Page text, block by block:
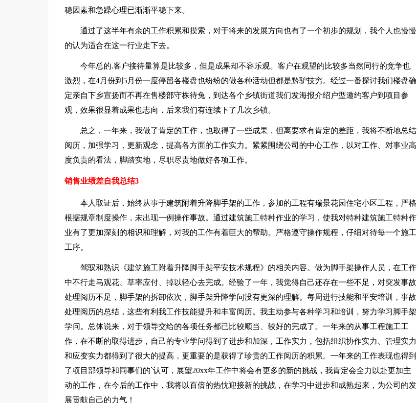
稳因素和急躁心理已渐渐平稳下来。
通过了这半年有余的工作积累和摸索，对于将来的发展方向也有了一个初步的规划，我个人也慢慢
的认为适合在这一行业走下去。
今年总的.客户接待量算是比较多，但是成果却不容乐观。客户在观望的比较多当然同行的竞争也
激烈，在4月份到5月份一度停留各楼盘也纷纷的做各种活动但都是黔驴技穷。经过一番探讨我们楼盘确
定亲自下乡宣扬而不再在售楼部守株待兔，到达各个乡镇街道我们发海报介绍户型邀约客户到项目参
观，效果很显着成果也志向，后来我们有连续下了几次乡镇。
总之，一年来，我做了肯定的工作，也取得了一些成果，但离要求有肯定的差距，我将不断地总结
阅历，加强学习，更新观念，提高各方面的工作实力。紧紧围绕公司的中心工作，以对工作、对事业高
度负责的看法，脚踏实地，尽职尽责地做好各项工作。
销售业绩差自我总结3
本人取证后，始终从事于建筑附着升降脚手架的工作，参加的工程有瑞景花园住宅小区工程，严格
根据规章制度操作，未出现一例操作事故。通过建筑施工特种作业的学习，使我对特种建筑施工特种作
业有了更加深刻的相识和理解，对我的工作有着巨大的帮助。严格遵守操作规程，仔细对待每一个施工
工序。
驾驭和熟识《建筑施工附着升降脚手架平安技术规程》的相关内容。做为脚手架操作人员，在工作
中不行走马观花、草率应付、掉以轻心去完成。经验了一年，我觉得自己还存在一些不足，对突发事故
处理阅历不足，脚手架的拆卸依次，脚手架升降学问没有更深的理解。每周进行技能和平安培训，事故
处理阅历的总结，这些有利我工作技能提升和丰富阅历。我主动参与各种学习和培训，努力学习脚手架
学问。总体说来，对于领导交给的各项任务都已比较顺当、较好的完成了。一年来的从事工程施工工
作，在不断的取得进步，自己的专业学问得到了进步和加深，工作实力，包括组织协作实力、管理实力
和应变实力都得到了很大的提高，更重要的是获得了珍贵的工作阅历的积累。一年来的工作表现也得到
了项目部领导和同事们的`认可，展望20xx年工作中将会有更多的新的挑战，我肯定会全力以赴更加主
动的工作，在今后的工作中，我将以百倍的热忱迎接新的挑战，在学习中进步和成熟起来，为公司的发
展贡献自己的力气！